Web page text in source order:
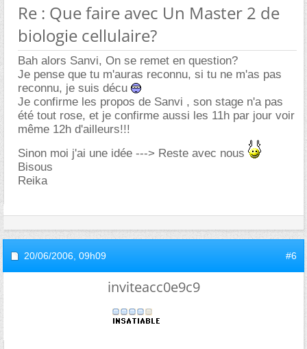
Re : Que faire avec Un Master 2 de
biologie cellulaire?
Bah alors Sanvi, On se remet en question?
Je pense que tu m'auras reconnu, si tu ne m'as pas
reconnu, je suis décu
Je confirme les propos de Sanvi , son stage n'a pas
été tout rose, et je confirme aussi les 11h par jour voir
même 12h d'ailleurs!!!
Sinon moi j'ai une idée ---> Reste avec nous
Bisous
Reika
20/06/2006, 09h09 #6
inviteacc0e9c9